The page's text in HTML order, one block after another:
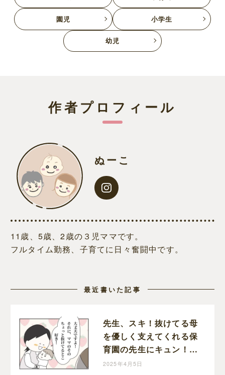
園児 小学生
幼児
作者プロフィール
ぬーこ
11歳、5歳、2歳の３児ママです。
フルタイム勤務、子育てに日々奮闘中です。
最近書いた記事
先生、スキ！抜けてる母
を優しく支えてくれる保
育園の先生にキュン！｜
ぬーこの育児漫画
2025年4月5日